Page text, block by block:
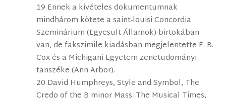
19 Ennek a kivételes dokumentumnak
mindhárom kötete a saint-louisi Concordia
Szeminárium (Egyesült Államok) birtokában
van, de fakszimile kiadásban megjelentette E. B.
Cox és a Michigani Egyetem zenetudományi
tanszéke (Ann Arbor).
20 David Humphreys, Style and Symbol, The